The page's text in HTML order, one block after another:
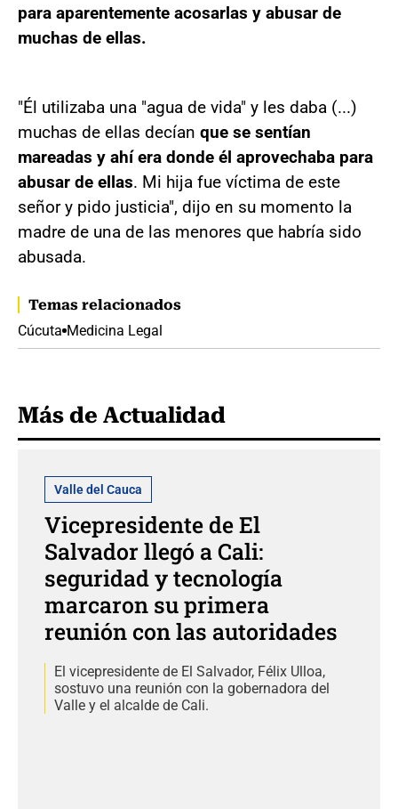
para aparentemente acosarlas y abusar de
muchas de ellas.
"Él utilizaba una "agua de vida" y les daba (...)
muchas de ellas decían que se sentían
mareadas y ahí era donde él aprovechaba para
abusar de ellas. Mi hija fue víctima de este
señor y pido justicia", dijo en su momento la
madre de una de las menores que habría sido
abusada.
Temas relacionados
Cúcuta Medicina Legal
Más de Actualidad
Valle del Cauca
Vicepresidente de El
Salvador llegó a Cali:
seguridad y tecnología
marcaron su primera
reunión con las autoridades
El vicepresidente de El Salvador, Félix Ulloa,
sostuvo una reunión con la gobernadora del
Valle y el alcalde de Cali.